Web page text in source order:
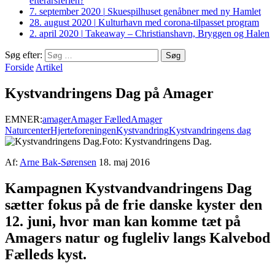
7. september 2020 | Skuespilhuset genåbner med ny Hamlet
28. august 2020 | Kulturhavn med corona-tilpasset program
2. april 2020 | Takeaway – Christianshavn, Bryggen og Halen
Søg efter:
Forside Artikel
Kystvandringens Dag på Amager
EMNER:amagerAmager FælledAmager
NaturcenterHjerteforeningenKystvandringKystvandringens dag
Foto: Kystvandringens Dag.
Af: Arne Bak-Sørensen 18. maj 2016
Kampagnen Kystvandvandringens Dag
sætter fokus på de frie danske kyster den
12. juni, hvor man kan komme tæt på
Amagers natur og fugleliv langs Kalvebod
Fælleds kyst.